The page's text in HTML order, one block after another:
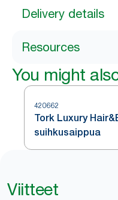
Delivery details
Resources
You might
420662
Tork Luxury
suihkusaippua
Viitteet